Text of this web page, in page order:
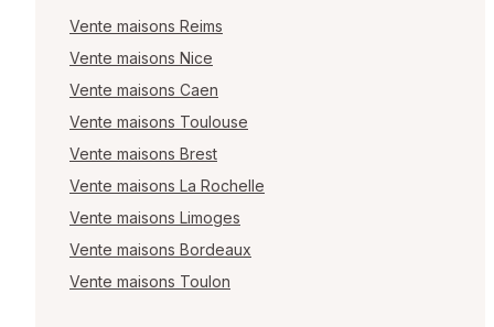
Vente maisons Reims
Vente maisons Nice
Vente maisons Caen
Vente maisons Toulouse
Vente maisons Brest
Vente maisons La Rochelle
Vente maisons Limoges
Vente maisons Bordeaux
Vente maisons Toulon